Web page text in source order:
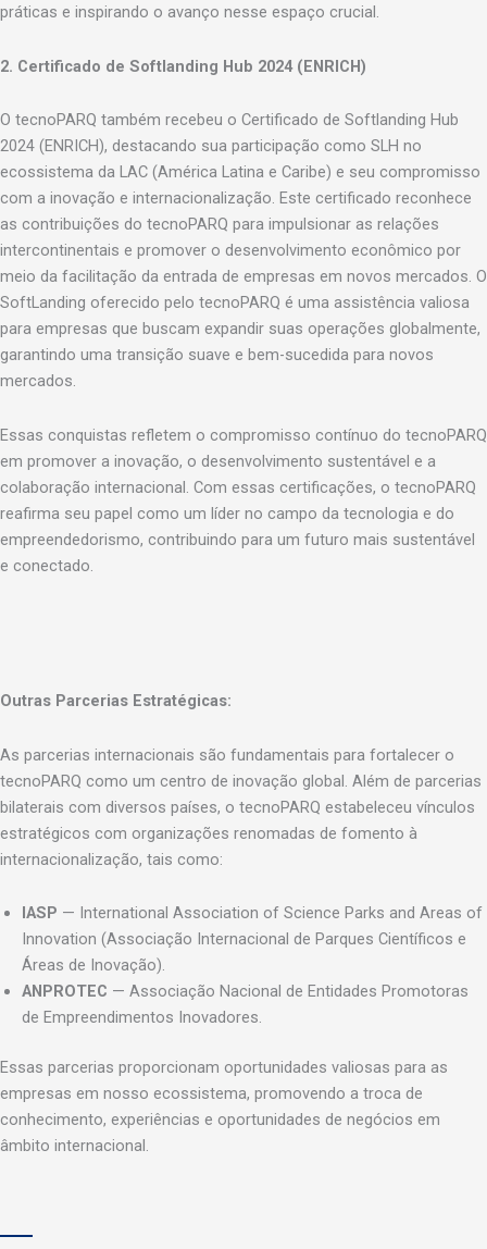
práticas e inspirando o avanço nesse espaço crucial.
2. Certificado de Softlanding Hub 2024 (ENRICH)
O tecnoPARQ também recebeu o Certificado de Softlanding Hub
2024 (ENRICH), destacando sua participação como SLH no
ecossistema da LAC (América Latina e Caribe) e seu compromisso
com a inovação e internacionalização. Este certificado reconhece
as contribuições do tecnoPARQ para impulsionar as relações
intercontinentais e promover o desenvolvimento econômico por
meio da facilitação da entrada de empresas em novos mercados. O
SoftLanding oferecido pelo tecnoPARQ é uma assistência valiosa
para empresas que buscam expandir suas operações globalmente,
garantindo uma transição suave e bem-sucedida para novos
mercados.
Essas conquistas refletem o compromisso contínuo do tecnoPARQ
em promover a inovação, o desenvolvimento sustentável e a
colaboração internacional. Com essas certificações, o tecnoPARQ
reafirma seu papel como um líder no campo da tecnologia e do
empreendedorismo, contribuindo para um futuro mais sustentável
e conectado.
Outras Parcerias Estratégicas:
As parcerias internacionais são fundamentais para fortalecer o
tecnoPARQ como um centro de inovação global. Além de parcerias
bilaterais com diversos países, o tecnoPARQ estabeleceu vínculos
estratégicos com organizações renomadas de fomento à
internacionalização, tais como:
IASP — International Association of Science Parks and Areas of
Innovation (Associação Internacional de Parques Científicos e
Áreas de Inovação).
ANPROTEC — Associação Nacional de Entidades Promotoras
de Empreendimentos Inovadores.
Essas parcerias proporcionam oportunidades valiosas para as
empresas em nosso ecossistema, promovendo a troca de
conhecimento, experiências e oportunidades de negócios em
âmbito internacional.